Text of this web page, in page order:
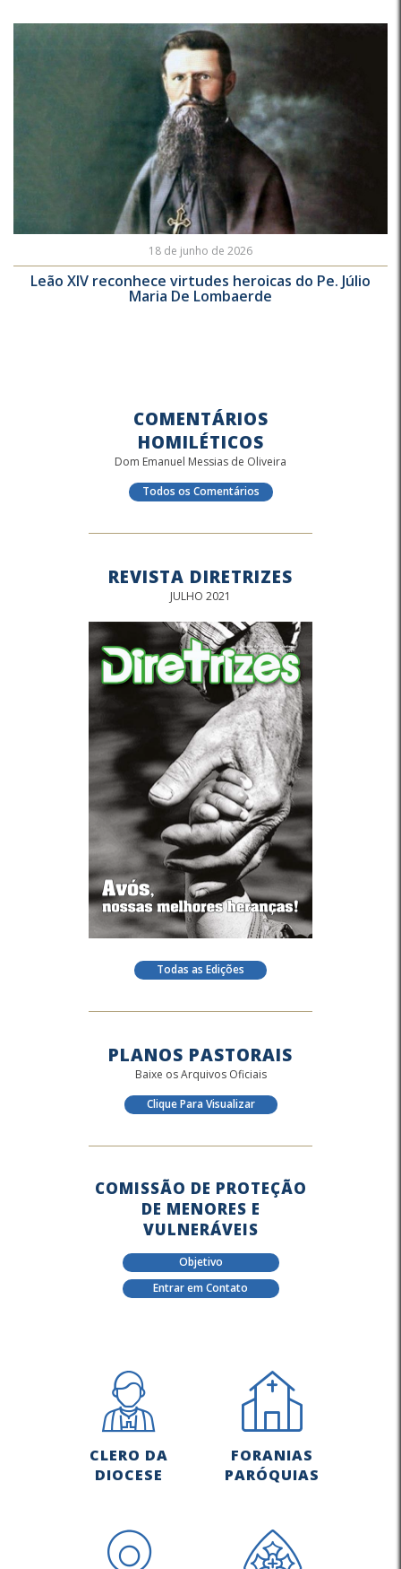
18 de junho de 2026
Leão XIV reconhece virtudes heroicas do Pe. Júlio
Maria De Lombaerde
COMENTÁRIOS
HOMILÉTICOS
Dom Emanuel Messias de Oliveira
Todos os Comentários
REVISTA DIRETRIZES
JULHO 2021
Todas as Edições
PLANOS PASTORAIS
Baixe os Arquivos Oficiais
Clique Para Visualizar
COMISSÃO DE PROTEÇÃO
DE MENORES E
VULNERÁVEIS
Objetivo
Entrar em Contato
CLERO DA
DIOCESE
FORANIAS
PARÓQUIAS